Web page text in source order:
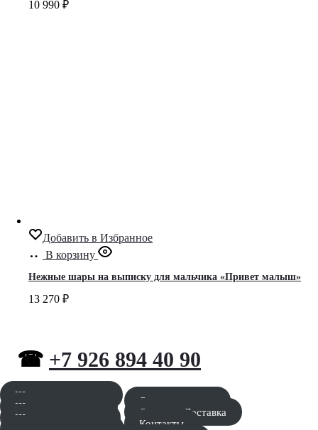
10 990 ₽
Добавить в Избранное
В корзину
Нежные шары на выписку для мальчика «Привет малыш»
13 270 ₽
☎ +7 926 894 40 90
Шары для мальчика
Шары для девочки
Шары для девушки
Оставить заявку
Оплата и Доставка
Контакты